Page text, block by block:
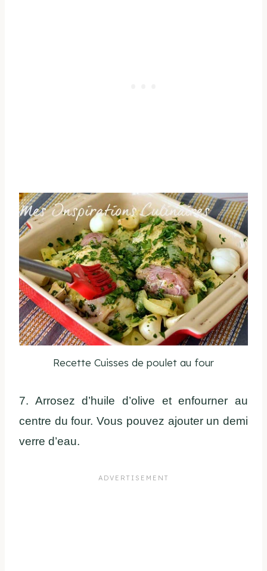
Recette Cuisses de poulet au four
7. Arrosez d’huile d’olive et enfourner au
centre du four. Vous pouvez ajouter un demi
verre d’eau.